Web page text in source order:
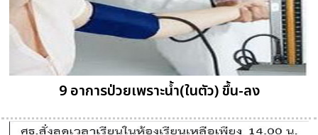
9 อาการป่วยเพราะน้ำ(ในตัว) ขึ้น-ลง